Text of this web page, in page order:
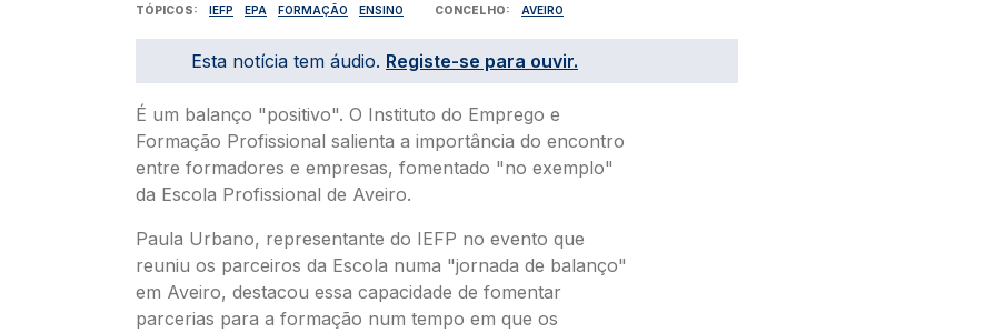
TÓPICOS IEFP EPA FORMAÇÃO ENSINO CONCELHO AVEIRO
Esta notícia tem áudio. Registe-se para ouvir.
É um balanço "positivo". O Instituto do Emprego e
Formação Profissional salienta a importância do encontro
entre formadores e empresas, fomentado "no exemplo"
da Escola Profissional de Aveiro.
Paula Urbano, representante do IEFP no evento que
reuniu os parceiros da Escola numa "jornada de balanço"
em Aveiro, destacou essa capacidade de fomentar
parcerias para a formação num tempo em que os